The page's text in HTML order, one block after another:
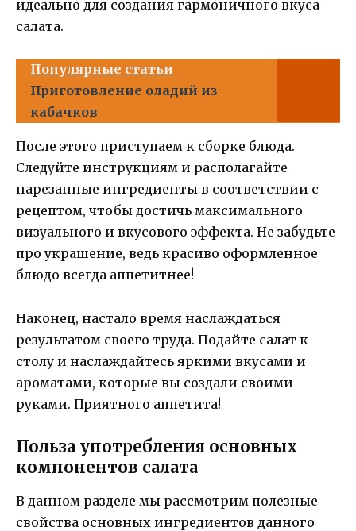
идеально для создания гармоничного вкуса
салата.
Популярные статьи
Приготовление оладий из
кабачков
После этого приступаем к сборке блюда.
Следуйте инструкциям и располагайте
нарезанные ингредиенты в соответствии с
рецептом, чтобы достичь максимального
визуального и вкусового эффекта. Не забудьте
про украшение, ведь красиво оформленное
блюдо всегда аппетитнее!
Наконец, настало время наслаждаться
результатом своего труда. Подайте салат к
столу и наслаждайтесь яркими вкусами и
ароматами, которые вы создали своими
руками. Приятного аппетита!
Польза употребления основных
компонентов салата
В данном разделе мы рассмотрим полезные
свойства основных ингредиентов данного